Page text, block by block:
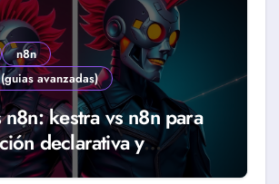
n8n
avanzadas)
n8n: kestra vs n8n para
declarativa y
reales (Guía 2026)